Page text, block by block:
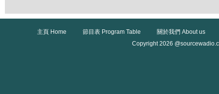
主頁 Home 節目表 Program Table
關於我們 About us
Copyright 2026